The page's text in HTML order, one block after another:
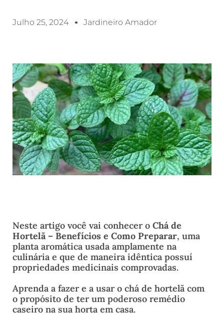
Julho 25, 2024 Jardineiro Amador
Neste artigo você vai conhecer o Chá de
Hortelã – Benefícios e Como Preparar, uma
planta aromática usada amplamente na
culinária e que de maneira idêntica possuí
propriedades medicinais comprovadas.
Aprenda a fazer e a usar o chá de hortelã com
o propósito de ter um poderoso remédio
caseiro na sua horta em casa.